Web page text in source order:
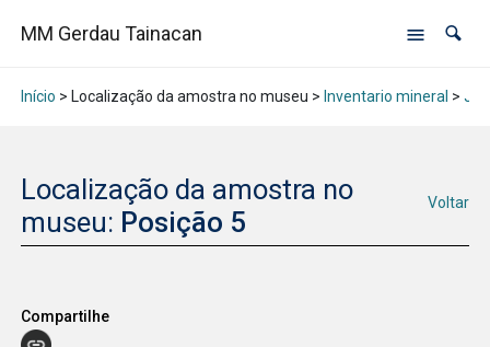
MM Gerdau Tainacan
Início > Localização da amostra no museu > Inventario mineral >
Localização da amostra no
museu: Posição 5
Voltar
Compartilhe